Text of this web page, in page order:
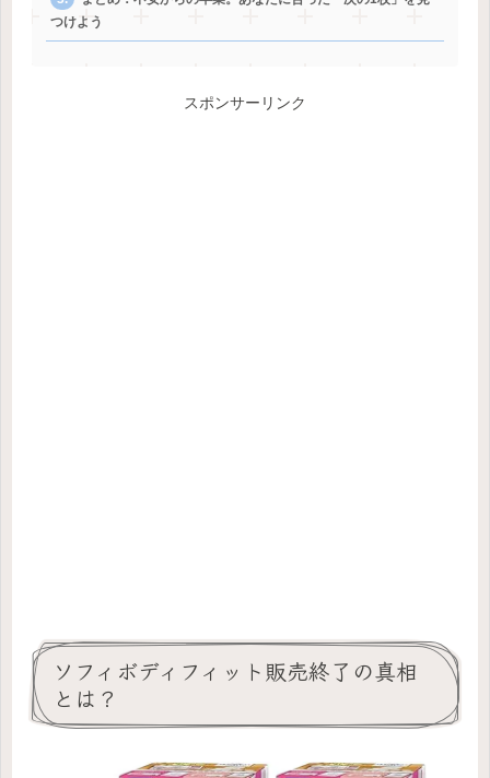
つけよう
スポンサーリンク
ソフィボディフィット販売終了の真相
とは？